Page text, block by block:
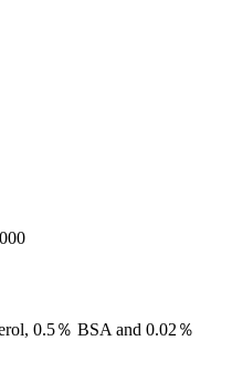
0.5％ BSA and 0.02％